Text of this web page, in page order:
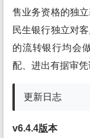
售业务资格的独
民生银行独立对
的流转银行均会
配、进出有据审凭
更新日志
v6.4.4版本